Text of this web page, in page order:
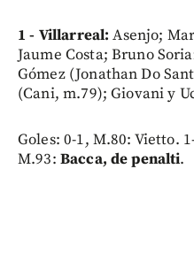
1 - Villarreal: Asenjo;
Jaume Costa; Bruno
Gómez (Jonathan Do
(Cani, m.79); Giovani y
Goles: 0-1, M.80: Vietto.
M.93: Bacca, de penalti.